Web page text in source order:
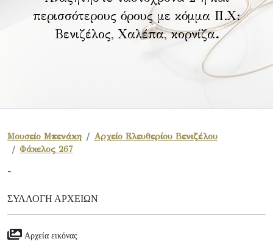
περισσότερους όρους με κόμμα Π.Χ:
Βενιζέλος, Χαλέπα, κορνίζα.
Μουσείο Μπενάκη
Αρχείο Ελευθερίου Βενιζέλου
Φάκελος 267
-
ΣΥΛΛΟΓΉ ΑΡΧΕΊΩΝ
Αρχεία εικόνας